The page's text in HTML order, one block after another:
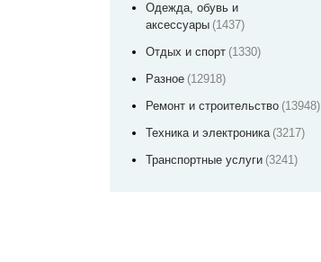
Одежда, обувь и
аксессуары (1437)
Отдых и спорт (1330)
Разное (12918)
Ремонт и строительство (13948)
Техника и электроника (3217)
Транспортные услуги (3241)